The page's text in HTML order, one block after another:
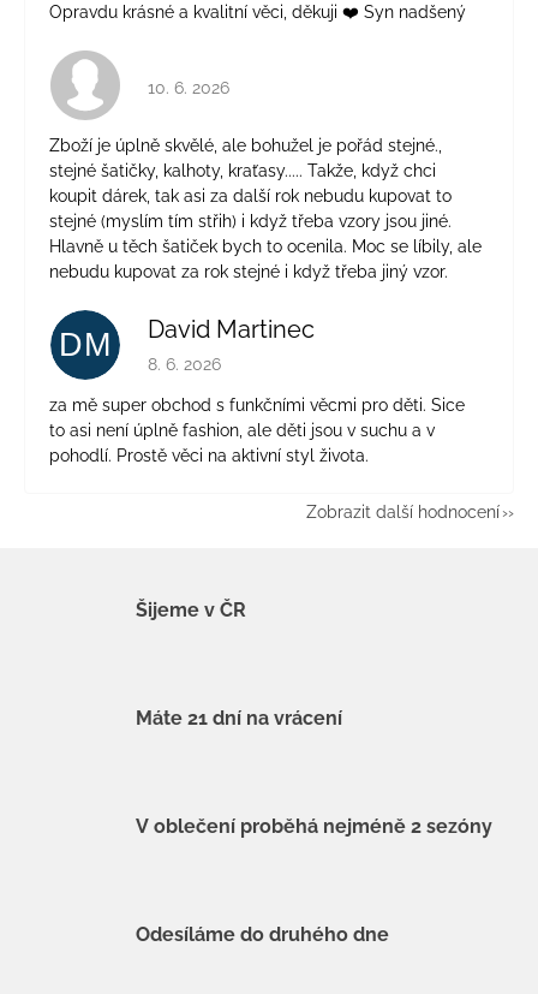
Opravdu krásné a kvalitní věci, děkuji ❤️ Syn nadšený
Hodnocení obchodu je 4 z 5 hvězdiček.
10. 6. 2026
Zboží je úplně skvělé, ale bohužel je pořád stejné.,
stejné šatičky, kalhoty, kraťasy..... Takže, když chci
koupit dárek, tak asi za další rok nebudu kupovat to
stejné (myslím tím střih) i když třeba vzory jsou jiné.
Hlavně u těch šatiček bych to ocenila. Moc se líbily, ale
nebudu kupovat za rok stejné i když třeba jiný vzor.
DM David Martinec
Hodnocení obchodu je 5 z 5 hvězdiček.
8. 6. 2026
za mě super obchod s funkčními věcmi pro děti. Sice
to asi není úplně fashion, ale děti jsou v suchu a v
pohodlí. Prostě věci na aktivní styl života.
Zobrazit další hodnocení
Šijeme v ČR
Máte 21 dní na vrácení
V oblečení proběhá nejméně 2 sezóny
Odesíláme do druhého dne